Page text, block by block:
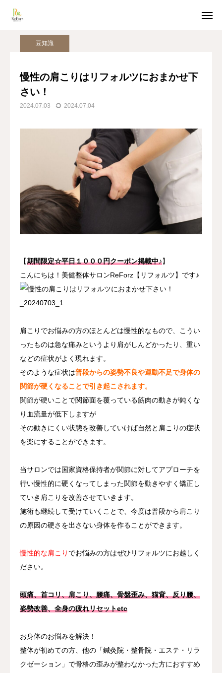
豆知識
慢性の肩こりはリフォルツにおまかせ下
さい！
2024.07.03 2024.07.04
【期間限定☆平日１０００円クーポン掲載中♪】
こんにちは！美健整体サロンReForz【リフォルツ】です♪
肩こりでお悩みの方のほとんどは慢性的なもので、こうい
ったものは急な痛みというより肩がしんどかったり、重い
などの症状がよく現れます。
そのような症状は普段からの姿勢不良や運動不足で身体の
関節が硬くなることで引き起こされます。
関節が硬いことで関節面を覆っている筋肉の動きが鈍くな
り血流量が低下しますが
その動きにくい状態を改善していけば自然と肩こりの症状
を楽にすることができます。
当サロンでは国家資格保持者が関節に対してアプローチを
行い慢性的に硬くなってしまった関節を動きやすく矯正し
ていき肩こりを改善させていきます。
施術も継続して受けていくことで、今度は普段から肩こり
の原因の硬さを出さない身体を作ることができます。
慢性的な肩こり でお悩みの方はぜひリフォルツにお越しく
ださい。
頭痛、首コリ、肩こり、腰痛、骨盤歪み、猫背、反り腰、
姿勢改善、全身の疲れリセットetc
お身体のお悩みを解決！
整体が初めての方、他の「鍼灸院・整骨院・エステ・リラ
クゼーション」で骨格の歪みが整わなかった方におすすめ
姿勢美人コラム
美容整体